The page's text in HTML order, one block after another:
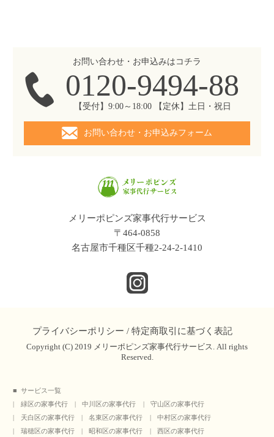
お問い合わせ・お申込みはコチラ
0120-9494-88
【受付】9:00～18:00 【定休】土日・祝日
お問い合わせ・お申込みフォーム
メリーポピンズ家事代行サービス
〒464-0858
名古屋市千種区千種2-24-2-1410
プライバシーポリシー / 特定商取引に基づく表記
Copyright (C) 2019 メリーポピンズ家事代行サービス. All rights
Reserved.
サービス一覧
緑区の家事代行
中川区の家事代行
守山区の家事代行
天白区の家事代行
名東区の家事代行
中村区の家事代行
瑞穂区の家事代行
昭和区の家事代行 西区の家事代行